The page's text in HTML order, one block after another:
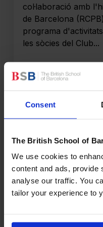
Consent
The British School of
We use cookies to
content and ads, provide
analyse our traffic. You
tailor your experience to
col·laboració amb
de Barcelona
programa
les sòcies del Club...